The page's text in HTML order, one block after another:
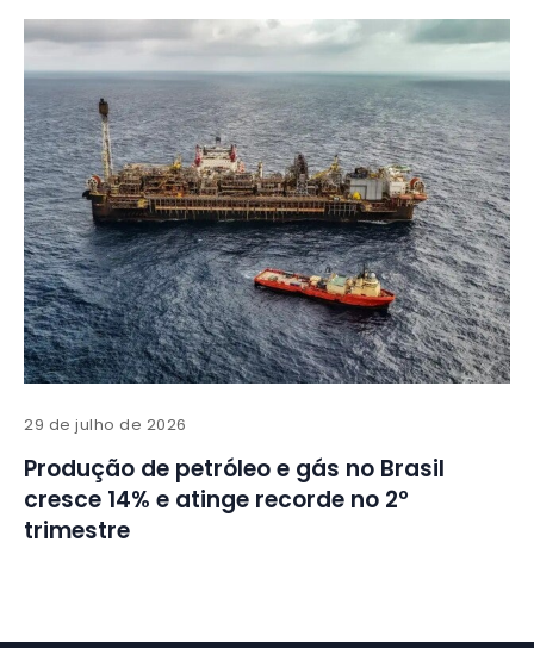
29 de julho de 2026
Produção de petróleo e gás no Brasil
cresce 14% e atinge recorde no 2º
trimestre